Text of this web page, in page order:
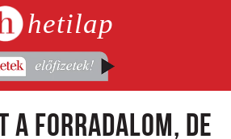
hetilap
a forradalom, de